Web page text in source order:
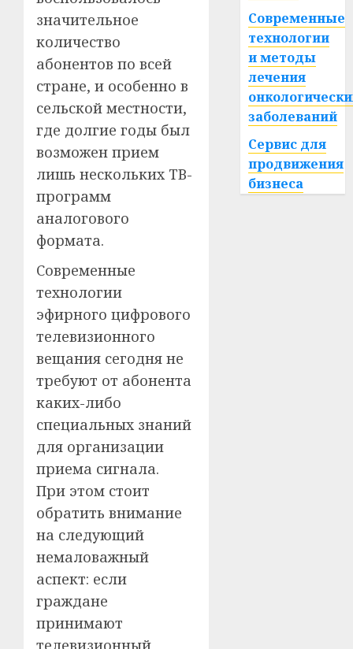
значительное
количество
абонентов по всей
стране, и особенно в
сельской местности,
где долгие годы был
возможен прием
лишь нескольких ТВ-
программ
аналогового
формата.
Современные
технологии
эфирного цифрового
телевизионного
вещания сегодня не
требуют от абонента
каких-либо
специальных знаний
для организации
приема сигнала.
При этом стоит
обратить внимание
на следующий
немаловажный
аспект: если
граждане
принимают
телевизионный
Современные
технологии
и методы
лечения
заболеваний
Сервис для
продвижения
бизнеса